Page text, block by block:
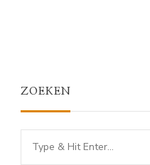
ZOEKEN
Looking
for